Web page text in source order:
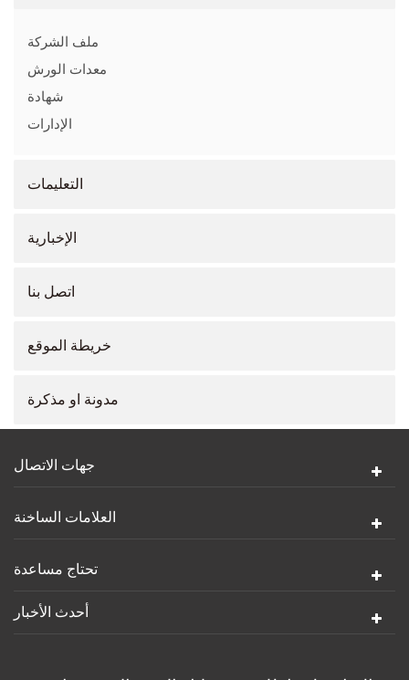
ملف الشركة
معدات الورش
شهادة
الإدارات
التعليمات
الإخبارية
اتصل بنا
خريطة الموقع
مدونة او مذكرة
جهات الاتصال
العلامات الساخنة
تحتاج مساعدة
أحدث الأخبار